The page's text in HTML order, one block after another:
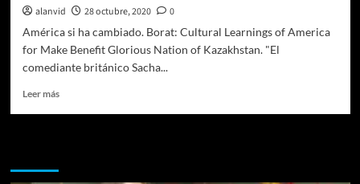
alanvid 28 octubre, 2020
0
América si ha cambiado. Borat: Cultural Learnings of America
for Make Benefit Glorious Nation of Kazakhstan. "El
comediante británico Sacha...
Leer másLeer
Borat